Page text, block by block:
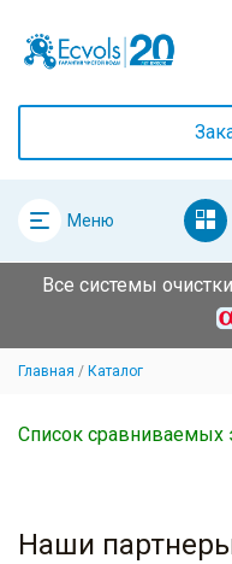
Меню
Все системы
Главная Каталог
Список сравниваемых
Наши